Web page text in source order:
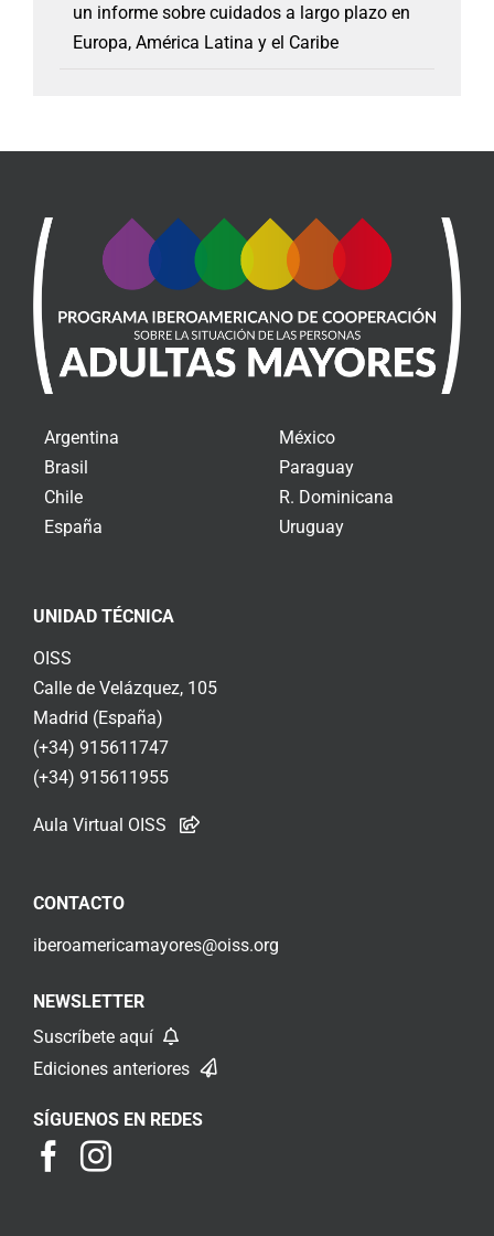
un informe sobre cuidados a largo plazo en
Europa, América Latina y el Caribe
Argentina
Brasil
Chile
España
México
Paraguay
R. Dominicana
Uruguay
UNIDAD TÉCNICA
OISS
Calle de Velázquez, 105
Madrid (España)
(+34) 915611747
(+34) 915611955
Aula Virtual OISS
CONTACTO
iberoamericamayores@oiss.org
NEWSLETTER
Suscríbete aquí
Ediciones anteriores
SÍGUENOS EN REDES